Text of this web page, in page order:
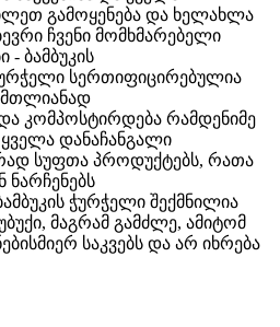
გამოყენება და ხელახლა
ჩვენი მომხმარებელი
ბამბუკის
სერთიფიცირებულია
მთლიანად
კომპოსტირდება რამდენიმე
დანაჩანგალი
სუფთა პროდუქტებს, რათა
ნარჩენებს
ჭურჭელი შექმნილია
მაგრამ გამძლე, ამიტომ
საკვებს და არ იხრება